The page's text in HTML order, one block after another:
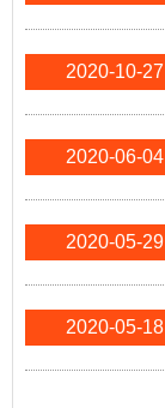
2020-10-27
2020-06-04
2020-05-29
2020-05-18